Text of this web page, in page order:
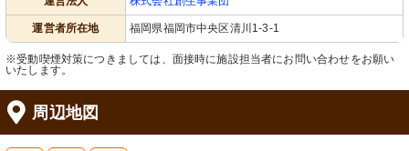
運営者所在地 福岡県福岡市中央区清川1-3-1
※受動喫煙対策につきましては、面接時に施設担当者にお問い合わせをお願い
いたします。
周辺地図